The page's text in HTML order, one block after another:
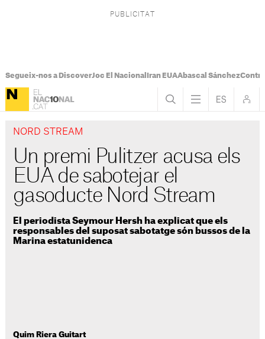
Segueix-nos a DiscoverJoc El Nacional Iran EUAAbascal Sánchez
NORD STREAM
Un premi Pulitzer acusa els
EUA de sabotejar el
gasoducte Nord Stream
El periodista Seymour Hersh ha explicat que els
responsables del suposat sabotatge són bussos de la
Marina estatunidenca
Quim Riera Guitart